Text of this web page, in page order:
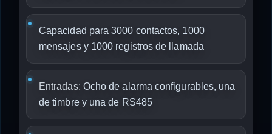
Capacidad para 3000 contactos, 1000
mensajes y 1000 registros de llamada
Entradas: Ocho de alarma configurables, una
de timbre y una de RS485